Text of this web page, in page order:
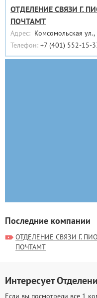
ОТДЕЛЕНИЕ СВЯЗИ Г.
ПОЧТАМТ
Адрес: Комсомольская
Телефон: +7 (401) 552-15-
Последние компании
ОТДЕЛЕНИЕ СВЯЗИ Г.
ПОЧТАМТ
Интересует
Если вы посмотрели все 1